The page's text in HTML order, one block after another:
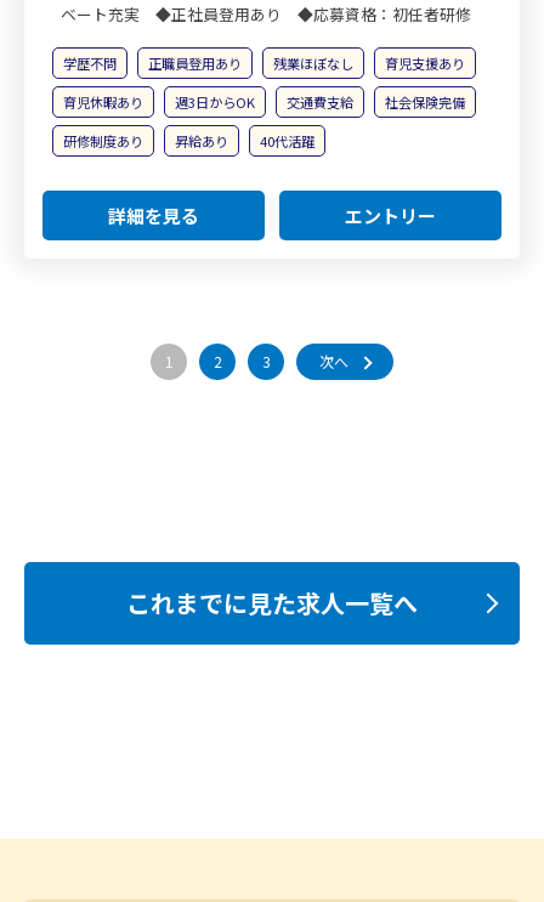
ベート充実 ◆正社員登用あり ◆応募資格：初任者研修
学歴不問 正職員登用あり 残業ほぼなし
育児支援あり
育児休暇あり
週3日からOK 交通費支給
社会保険完備
研修制度あり
昇給あり 40代活躍
詳細を見る エントリー
1 2 3 次へ
これまでに見た求人一覧へ